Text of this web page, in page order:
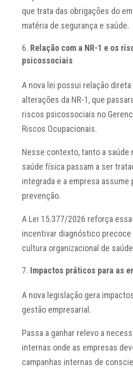
que trata das obrigações do
matéria de segurança e saúde.
Relação com a NR-1 e os
psicossociais
A nova lei possui relação
alterações da NR-1, que
riscos psicossociais no
Riscos Ocupacionais.
Nesse contexto, tanto a saúde
saúde física passam a ser
integrada e a empresa assume
prevenção.
A Lei 15.377/2026 reforça
incentivar diagnóstico precoce
cultura organizacional de
Impactos práticos para as
A nova legislação gera
gestão empresarial.
Passa a ganhar relevo a
internas onde as empresas
campanhas internas de